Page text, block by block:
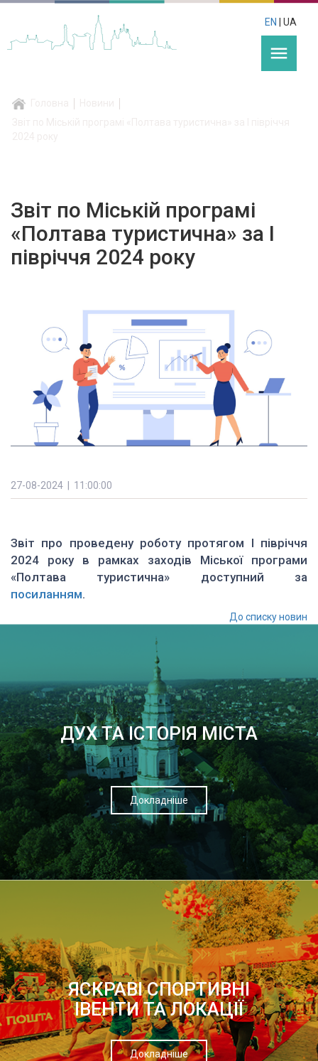
EN | UA
menu
Звіт по Міській програмі
«Полтава туристична» за І
півріччя 2024 року
27-08-2024 | 11:00:00
Звіт про проведену роботу протягом I півріччя
2024 року в рамках заходів Міської програми
«Полтава туристична» доступний за
посиланням.
До списку новин
ДУХ ТА ІСТОРІЯ МІСТА
Докладніше
ЯСКРАВІ СПОРТИВНІ
ІВЕНТИ ТА ЛОКАЦІЇ
Докладніше